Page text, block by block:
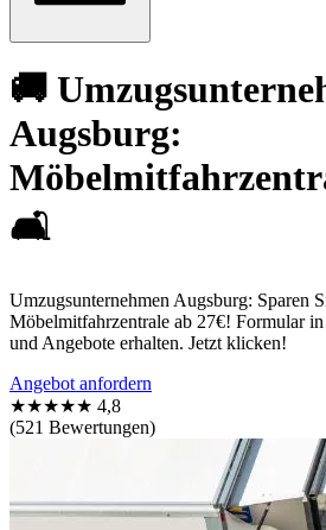
🚚
Augsburg:
🛋️
Umzugsunternehmen Augsburg: Sparen
Möbelmitfahrzentrale ab 27€! Formular
und Angebote erhalten. Jetzt klicken!
Angebot anfordern
★★★★★ 4,8
(521 Bewertungen)